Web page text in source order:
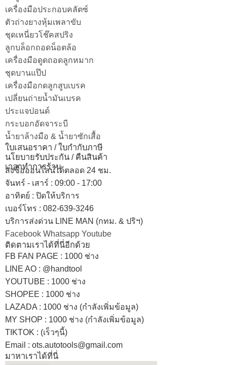
เครื่องมือประกอบคลัตซ์
ตัวถ่างยางหุ้มเพลาขับ
ชุดเหนี่ยวโช๊คสปริง
ลูกบล็อกถอดน็อตล้อ
เครื่องมือดูดถอดลูกหมาก
ชุดบานแป๊ป
เครื่องมือกดลูกสูบเบรค
เปลี่ยนถ่ายน้ำมันเบรค
ประแจปอนด์
กระบอกอัดจาระบี
น้ำยาล้างมือ & น้ำยาซักเสื้อ
ใบเสนอราคา / ใบกำกับภาษี
นโยบายรับประกัน / คืนสินค้า
เวลาทำการร้าน
สั่งซื้อออนไลน์ได้ตลอด 24 ชม.
จันทร์ - เสาร์ : 09:00 - 17:00
อาทิตย์ : ปิดให้บริการ
เบอร์โทร : 082-639-3246
บริการส่งด่วน LINE MAN (กทม. & ปริฯ)
Facebook Whatsapp Youtube
ติดตามเราได้ที่นี่อีกด้วย
FB FAN PAGE : 1000 ช่าง
LINE AO : @handtool
YOUTUBE : 1000 ช่าง
SHOPEE : 1000 ช่าง
LAZADA : 1000 ช่าง (กำลังเพิ่มข้อมูล)
MY SHOP : 1000 ช่าง (กำลังเพิ่มข้อมูล)
TIKTOK : (เร็วๆนี้)
Email : ots.autotools@gmail.com
มาหาเราได้ที่นี่